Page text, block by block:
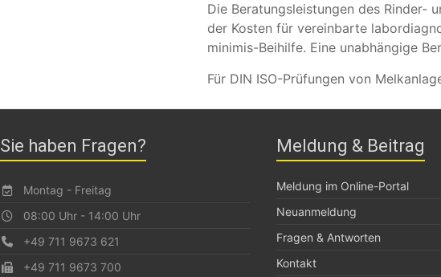
Die Beratungsleistungen des Rinder-
der Kosten für vereinbarte
minimis-Beihilfe. Eine unabhängige
Für DIN ISO-Prüfungen von
Sie haben Fragen?
Montag - Freitag
08:00 Uhr - 14:00 Uhr
+49 711 9673 621
+49 711 9673 700
Meldung & Beitrag
Meldung im Online-Portal
Neuanmeldung
Fragen & Antworten
Kontakt